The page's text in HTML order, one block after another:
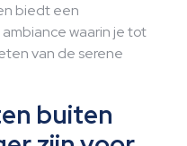
biedt een
waarin je tot
van de serene
buiten